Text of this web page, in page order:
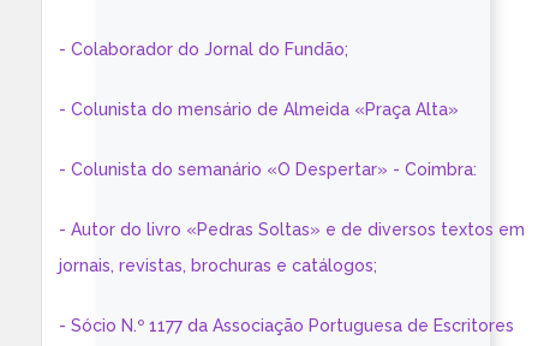
- Colaborador do Jornal do Fundão;
- Colunista do mensário de Almeida «Praça Alta»
- Colunista do semanário «O Despertar» - Coimbra:
- Autor do livro «Pedras Soltas» e de diversos textos em
jornais, revistas, brochuras e catálogos;
- Sócio N.º 1177 da Associação Portuguesa de Escritores